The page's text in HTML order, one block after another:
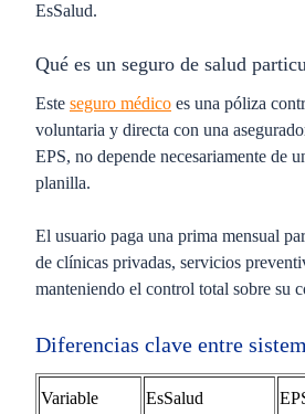
EsSalud.
Qué es un seguro de salud
Este seguro médico es una póliza
voluntaria y directa con una
EPS, no depende necesariamente de
planilla.
El usuario paga una prima mensual
de clínicas privadas, servicios
manteniendo el control total sobre su
Diferencias clave entre
Variable EsSalud